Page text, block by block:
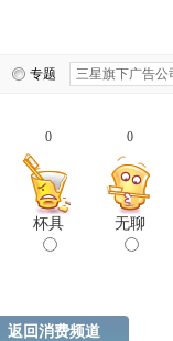
专题
0
杯具
0
无聊
返回消费频道